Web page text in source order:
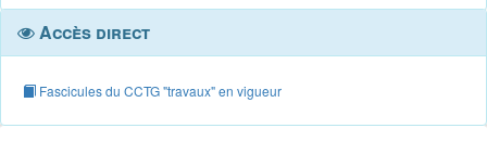
Accès direct
Fascicules du CCTG "travaux" en vigueur